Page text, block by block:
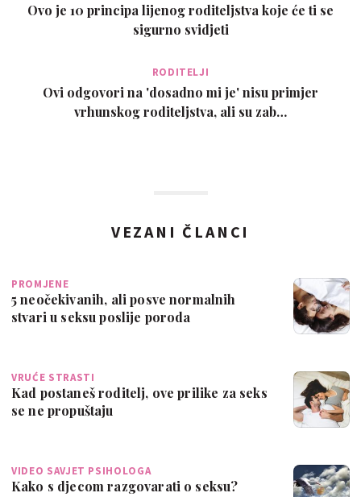
Ovo je 10 principa lijenog roditeljstva koje će ti se
sigurno svidjeti
RODITELJI
Ovi odgovori na 'dosadno mi je' nisu primjer
vrhunskog roditeljstva, ali su zab…
VEZANI ČLANCI
PROMJENE
5 neočekivanih, ali posve normalnih
stvari u seksu poslije poroda
VRUĆE STRASTI
Kad postaneš roditelj, ove prilike za seks
se ne propuštaju
VIDEO SAVJET PSIHOLOGA
Kako s djecom razgovarati o seksu?